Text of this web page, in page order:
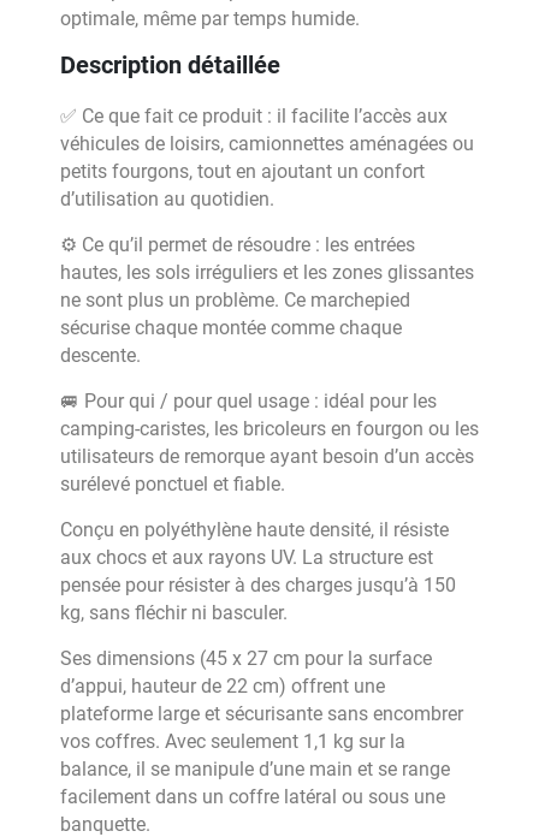
optimale, même par temps humide.
Description détaillée
✅ Ce que fait ce produit : il facilite l’accès aux
véhicules de loisirs, camionnettes aménagées ou
petits fourgons, tout en ajoutant un confort
d’utilisation au quotidien.
⚙️ Ce qu’il permet de résoudre : les entrées
hautes, les sols irréguliers et les zones glissantes
ne sont plus un problème. Ce marchepied
sécurise chaque montée comme chaque
descente.
🚐 Pour qui / pour quel usage : idéal pour les
camping-caristes, les bricoleurs en fourgon ou les
utilisateurs de remorque ayant besoin d’un accès
surélevé ponctuel et fiable.
Conçu en polyéthylène haute densité, il résiste
aux chocs et aux rayons UV. La structure est
pensée pour résister à des charges jusqu’à 150
kg, sans fléchir ni basculer.
Ses dimensions (45 x 27 cm pour la surface
d’appui, hauteur de 22 cm) offrent une
plateforme large et sécurisante sans encombrer
vos coffres. Avec seulement 1,1 kg sur la
balance, il se manipule d’une main et se range
facilement dans un coffre latéral ou sous une
banquette.